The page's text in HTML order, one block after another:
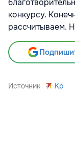
конкурсу.
рассчитываем.
Источник Kp